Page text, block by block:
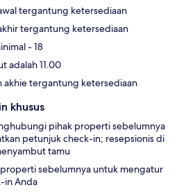
tergantung ketersediaan
tergantung ketersediaan
- 18
adalah 11.00
akhie tergantung ketersediaan
khusus
pihak properti sebelumnya
petunjuk check-in; resepsionis di
tamu
sebelumnya untuk mengatur
in Anda